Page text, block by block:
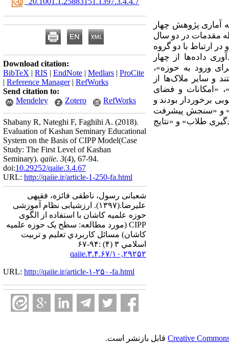
آماری پژوهش چهار
و فارغ‌التحصیلان مرحله مقدمات در دو سال
در ارتباط با دو گروه
گرد‌آوری داده‌ها از چهار
ورود به حوزه»،
و سایر ملاک‌ها از
«امکانات و فضای
برخوردار بودند و
و «سنجش پیشرفت
طلاب» و «نتایج
Download citation:
BibTeX | RIS | EndNote | Medlars | ProCite
| Reference Manager| RefWorks
Send citation to:
Mendeley
Zotero RefWorks
Shabany R, Nateghi F, Faghihi A. (2018).
Evaluation of Kashan Seminary Educational
System on the Basis of CIPP Model(Case
Study: The First Level of Kashan
Seminary). qaiie. 3(4), 67-94.
doi:10.29252/qaiie.3.4.67
URL: http://qaiie.ir/article-1-250-fa.html
شعبانی رسول، ناطقی فائزه، فقیهی
علیرضا.(۱۳۹۷).
ارزشیابی نظام آموزشی
حوزه علمیه کاشان با استفاده از الگوی
CIPP (مورد مطالعه: سطح یک حوزه علمیه
کاشان) مسائل كاربردي تعليم و تربيت
اسلامي ۳ (۴) :۹۴-۶۷
۱۰,۲۹۲۵۲/qaiie.۳.۴.۶۷
URL: http://qaiie.ir/article-۱-۲۵۰-fa.html
Creative قابل بازنشر است.